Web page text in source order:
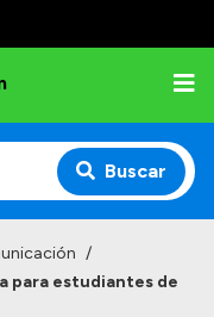
Buscar
/
para estudiantes de